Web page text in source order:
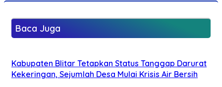
Baca Juga
Kabupaten Blitar Tetapkan Status Tanggap Darurat
Kekeringan, Sejumlah Desa Mulai Krisis Air Bersih